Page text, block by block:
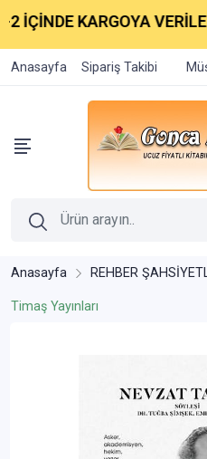
KARGOYA
Anasayfa Sipariş Takibi
Anasayfa REHBER
Timaş Yayınları